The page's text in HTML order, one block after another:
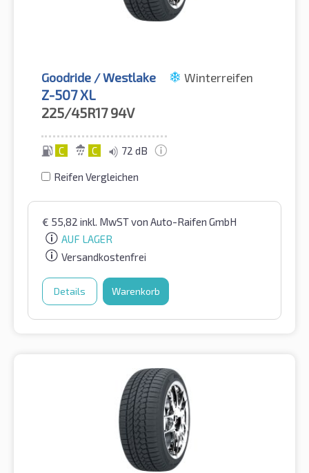
Goodride / Westlake Winterreifen
Z-507 XL
225/45R17 94V
C C 72 dB
Reifen Vergleichen
€ 55,82 inkl. MwSTvon Auto-Raifen GmbH
AUF LAGER
Versandkostenfrei
Details Warenkorb